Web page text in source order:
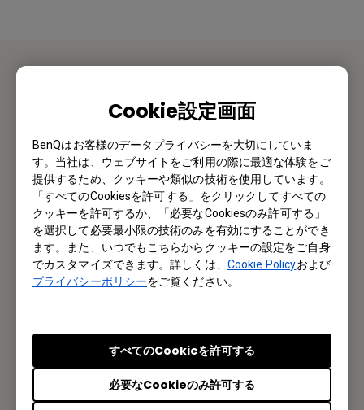
Cookie設定画面
BenQはお客様のデータプライバシーを大切にしていま
す。当社は、ウェブサイトをご利用の際に最適な体験をご
提供するため、クッキーや類似の技術を使用しています。
「すべてのCookiesを許可する」をクリックしてすべての
クッキーを許可するか、「必要なCookiesのみ許可する」
を選択して必要最小限の技術のみを有効にすることができ
ます。また、いつでもこちらからクッキーの設定をご自身
でカスタマイズできます。詳しくは、 Cookie Policyおよび
プライバシーポリシーをご覧ください。
必要なCookieのみ許可する
すべてのCookieを許可する
お問い合わせ
お問い合わせ
メルマガ登録
製品情報や活用事例、特典情報などを配信中です。
登録する